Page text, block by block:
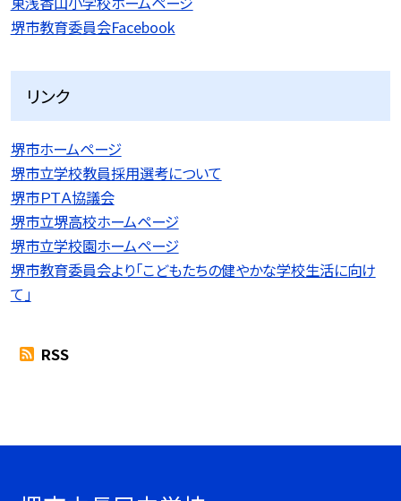
堺市教育委員会Facebook
リンク
堺市ホームページ
堺市立学校教員採用選考について
堺市ＰＴＡ協議会
堺市立堺高校ホームページ
堺市立学校園ホームページ
堺市教育委員会より「こどもたちの健やかな学校生活に向け
て」
RSS